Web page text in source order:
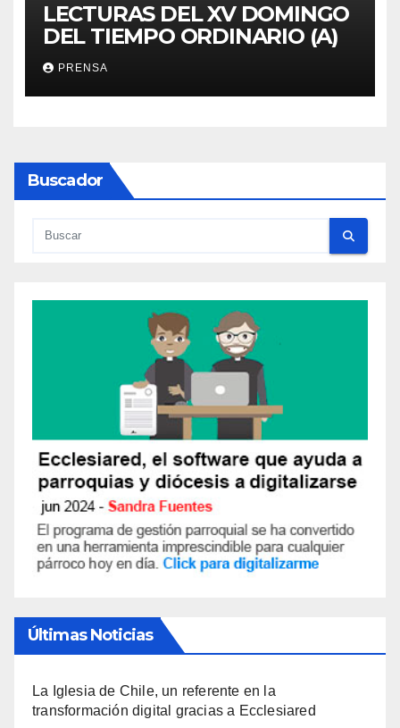
LECTURAS DEL XV DOMINGO
DEL TIEMPO ORDINARIO (A)
PRENSA
Buscador
Últimas Noticias
La Iglesia de Chile, un referente en la
transformación digital gracias a Ecclesiared